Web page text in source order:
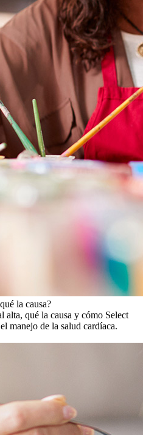
la causa?
alta, qué la causa y cómo Select
manejo de la salud cardíaca.